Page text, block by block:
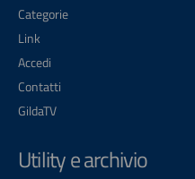
Categorie
Link
Accedi
Contatti
GildaTV
Utility e archivio